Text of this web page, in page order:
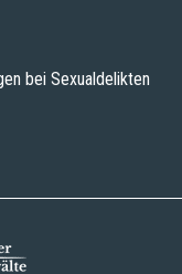
bei Sexualdelikten